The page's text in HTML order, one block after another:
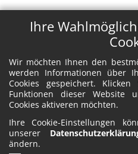
Ihre
Wir möchten Ihnen den
werden Informationen über
Cookies gespeichert.
Funktionen dieser Website
Cookies aktiveren möchten.
Ihre Cookie-Einstellungen
unserer
ändern.